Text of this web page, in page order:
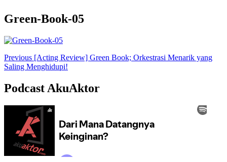
Green-Book-05
Post
Navigation
Previous [Acting Review] Green Book; Orkestrasi Menarik yang
Saling Menghidupi!
Podcast AkuAktor